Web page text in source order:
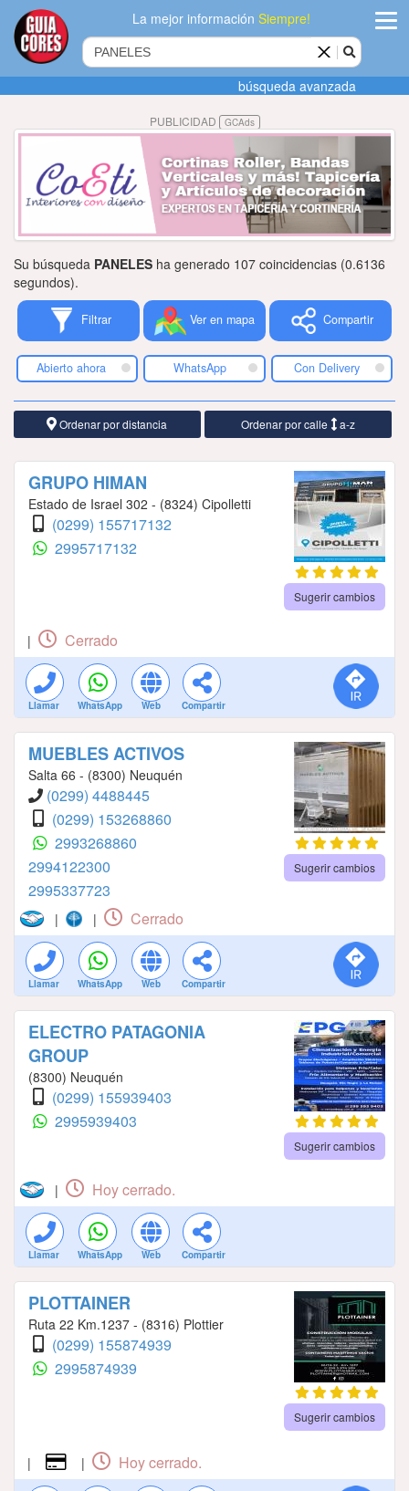
La mejor informaciónSiempre!
Agregar
empresa
Actualizar
datos
Publicidad
Tiendacores
Contactenos
búsqueda avanzada
PUBLICIDAD GCAds
Su búsqueda PANELES ha generado 107 coincidencias (0.6136
segundos).
Filtrar Ver en mapa Compartir
Abierto ahora WhatsApp Con Delivery
Ordenar por distancia Ordenar por calle a-z
GRUPO HIMAN
Estado de Israel 302 - (8324) Cipolletti
(0299) 155717132
2995717132
Sugerir cambios
| Cerrado
Llamar WhatsApp Web Compartir
MUEBLES ACTIVOS
Salta 66 - (8300) Neuquén
(0299) 4488445
(0299) 153268860
2993268860
2994122300
2995337723
Sugerir cambios
| | Cerrado
Llamar WhatsApp Web Compartir
ELECTRO PATAGONIA
GROUP
(8300) Neuquén
(0299) 155939403
2995939403
Sugerir cambios
| Hoy cerrado.
Llamar WhatsApp Web Compartir
PLOTTAINER
Ruta 22 Km.1237 - (8316) Plottier
(0299) 155874939
2995874939
Sugerir cambios
| | Hoy cerrado.